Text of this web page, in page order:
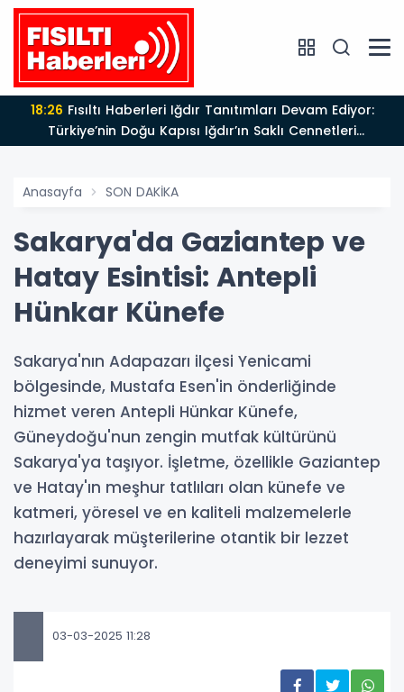
18:26
Türkiye’nin Doğu Kapısı Iğdır’ın Saklı Cennetleri
Keşfedilmeyi Bekliyor
Anasayfa SON DAKİKA
Sakarya'da Gaziantep ve
Hatay Esintisi: Antepli
Hünkar Künefe
Sakarya'nın Adapazarı ilçesi Yenicami
bölgesinde, Mustafa Esen'in önderliğinde
hizmet veren Antepli Hünkar Künefe,
Güneydoğu'nun zengin mutfak kültürünü
Sakarya'ya taşıyor. İşletme, özellikle Gaziantep
ve Hatay'ın meşhur tatlıları olan künefe ve
katmeri, yöresel ve en kaliteli malzemelerle
hazırlayarak müşterilerine otantik bir lezzet
deneyimi sunuyor.
03-03-2025 11:28